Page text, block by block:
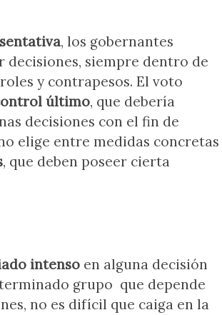
, los gobernantes
siempre dentro de
y contrapesos. El voto
último, que debería
decisiones con el fin de
elige entre medidas concretas
, que deben poseer cierta
intenso en alguna decisión
grupo que depende
no es difícil que caiga en la